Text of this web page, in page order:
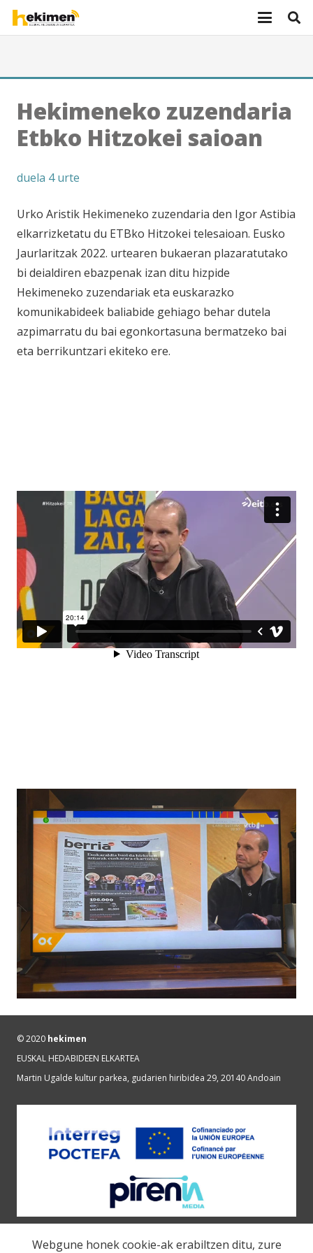
Hekimeneko zuzendaria
Etbko Hitzokei saioan
duela 4 urte
Urko Aristik Hekimeneko zuzendaria den Igor Astibia
elkarrizketatu du ETBko Hitzokei telesaioan. Eusko
Jaurlaritzak 2022. urtearen bukaeran plazaratutako
bi deialdiren ebazpenak izan ditu hizpide
Hekimeneko zuzendariak eta euskarazko
komunikabideek baliabide gehiago behar dutela
azpimarratu du bai egonkortasuna bermatzeko bai
eta berrikuntzari ekiteko ere.
© 2020 hekimen
EUSKAL HEDABIDEEN ELKARTEA
Martin Ugalde kultur parkea, gudarien hiribidea 29, 20140 Andoain
Cookie politika
Webgune honek cookie-ak erabiltzen ditu, zure